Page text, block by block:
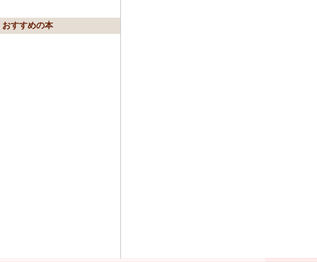
おすすめの本